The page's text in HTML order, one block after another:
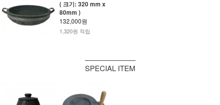
( 크기: 320 mm x
80mm )
132,000원
1,320원 적립
SPECIAL ITEM